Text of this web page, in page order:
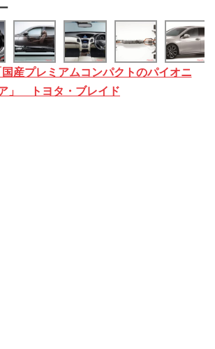
産プレミアムコンパクトのパイオニ
」 トヨタ・ブレイド